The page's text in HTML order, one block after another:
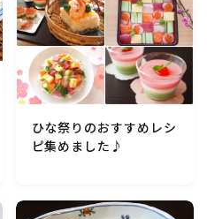
ひな祭りのおすすめレシ
ピ集めました♪